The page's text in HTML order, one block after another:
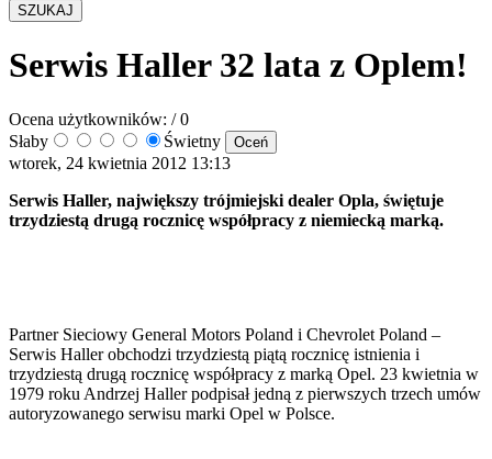
SZUKAJ
Serwis Haller 32 lata z Oplem!
Ocena użytkowników: / 0
Słaby
Świetny
wtorek, 24 kwietnia 2012 13:13
Serwis Haller, największy trójmiejski dealer Opla, świętuje
trzydziestą drugą rocznicę współpracy z niemiecką marką.
Partner Sieciowy General Motors Poland i Chevrolet Poland –
Serwis Haller obchodzi trzydziestą piątą rocznicę istnienia i
trzydziestą drugą rocznicę współpracy z marką Opel. 23 kwietnia w
1979 roku Andrzej Haller podpisał jedną z pierwszych trzech umów
autoryzowanego serwisu marki Opel w Polsce.